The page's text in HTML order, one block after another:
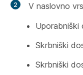
2
V naslovno
Uporabniški
Skrbniški
Skrbniški